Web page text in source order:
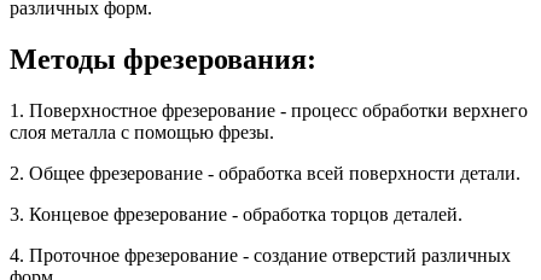
различных форм.
Методы фрезерования:
1. Поверхностное фрезерование - процесс обработки верхнего
слоя металла с помощью фрезы.
2. Общее фрезерование - обработка всей поверхности детали.
3. Концевое фрезерование - обработка торцов деталей.
4. Проточное фрезерование - создание отверстий различных